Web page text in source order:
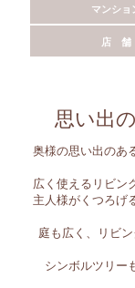
マンショ
店 舗
思い出
奥様の思い出のあ
広く使えるリビン
主人様がくつろげ
庭も広く、リビ
シンボルツリー